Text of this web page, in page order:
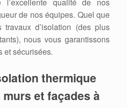
qualité de nos
de nos équipes. Quel que
travaux d’isolation (des plus
nous vous garantissons
et sécurisées.
thermique
et façades à